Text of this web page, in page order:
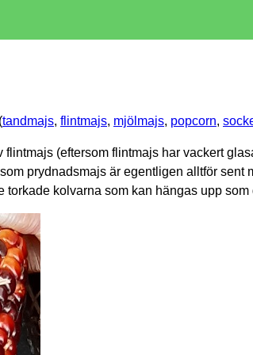
tandmajs, flintmajs, mjölmajs, popcorn,
(eftersom flintmajs har vackert
prydnadsmajs är egentligen alltför sent
kolvarna som kan hängas upp som